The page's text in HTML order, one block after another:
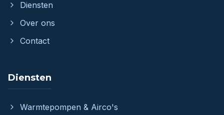
Diensten
Over ons
Contact
Diensten
Warmtepompen & Airco's